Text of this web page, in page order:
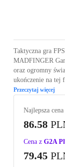
Taktyczna gra
MADFINGER
oraz ogromny
ukończenie na tej
Przeczytaj więcej
Najlepsza cena
86.58
Cena z G2A
79.45